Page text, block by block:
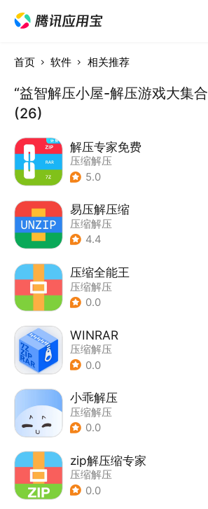
首页 软件 相关推荐
“益智解压小屋-解压游戏大集
(26)
解压专家免费
压缩解压
5.0
易压解压缩
压缩解压
4.4
压缩全能王
压缩解压
0.0
WINRAR
压缩解压
0.0
小乖解压
压缩解压
0.0
zip解压缩专家
压缩解压
0.0